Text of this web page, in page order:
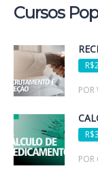
Cursos
POR
POR